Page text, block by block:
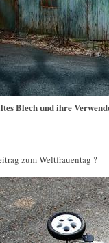
Blech und ihre
zum Weltfrauentag ?